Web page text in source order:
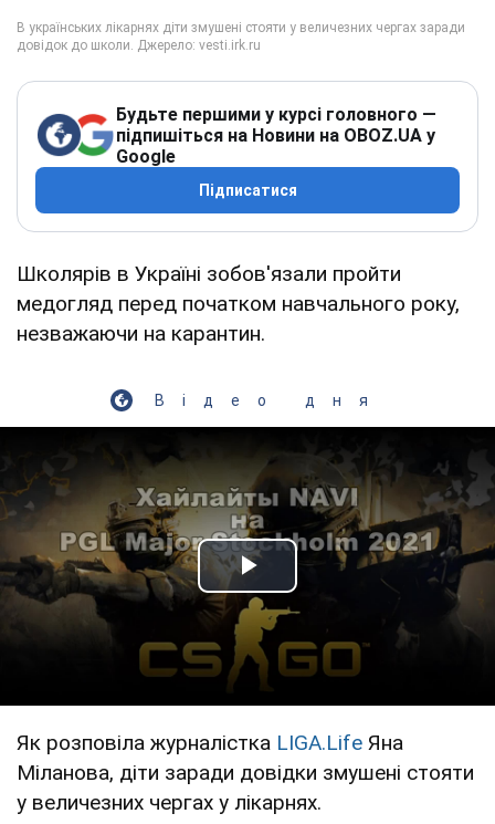
Будьте першими у курсі головного —
підпишіться на Новини на OBOZ.UA у
Google
Підписатися
Школярів в Україні зобов'язали пройти
медогляд перед початком навчального року,
незважаючи на карантин.
Відео дня
Play Video
Як розповіла журналістка LIGA.Life Яна
Міланова, діти заради довідки змушені стояти
у величезних чергах у лікарнях.